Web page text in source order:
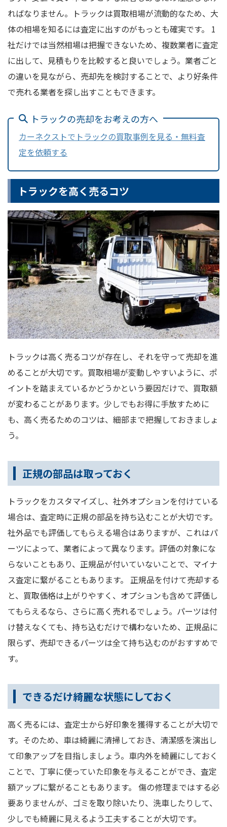
ればなりません。トラックは買取相場が流動的なため、大
体の相場を知るには査定に出すのがもっとも確実です。 1
社だけでは当然相場は把握できないため、複数業者に査定
に出して、見積もりを比較すると良いでしょう。業者ごと
の違いを見ながら、売却先を検討することで、より好条件
で売れる業者を探し出すこともできます。
トラックの売却をお考えの方へ
カーネクストでトラックの買取事例を見る・無料査
定を依頼する
トラックを高く売るコツ
トラックは高く売るコツが存在し、それを守って売却を進
めることが大切です。買取相場が変動しやすいように、ポ
イントを踏まえているかどうかという要因だけで、買取額
が変わることがあります。少しでもお得に手放すために
も、高く売るためのコツは、細部まで把握しておきましょ
う。
正規の部品は取っておく
トラックをカスタマイズし、社外オプションを付けている
場合は、査定時に正規の部品を持ち込むことが大切です。
社外品でも評価してもらえる場合はありますが、これはパ
ーツによって、業者によって異なります。評価の対象にな
らないこともあり、正規品が付いていないことで、マイナ
ス査定に繋がることもあります。 正規品を付けて売却する
と、買取価格は上がりやすく、オプションも含めて評価し
てもらえるなら、さらに高く売れるでしょう。パーツは付
け替えなくても、持ち込むだけで構わないため、正規品に
限らず、売却できるパーツは全て持ち込むのがおすすめで
す。
できるだけ綺麗な状態にしておく
高く売るには、査定士から好印象を獲得することが大切で
す。そのため、車は綺麗に清掃しておき、清潔感を演出し
て印象アップを目指しましょう。車内外を綺麗にしておく
ことで、丁寧に使っていた印象を与えることができ、査定
額アップに繋がることもあります。 傷の修理まではする必
要ありませんが、ゴミを取り除いたり、洗車したりして、
少しでも綺麗に見えるよう工夫することが大切です。